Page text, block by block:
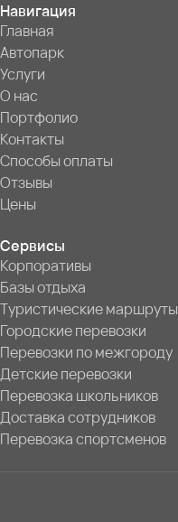
Навигация
Главная
Автопарк
Услуги
О нас
Портфолио
Контакты
Способы оплаты
Отзывы
Цены
Сервисы
Корпоративы
Базы отдыха
Туристические маршруты
Городские перевозки
Перевозки по межгороду
Детские перевозки
Перевозка школьников
Доставка сотрудников
Перевозка спортсменов